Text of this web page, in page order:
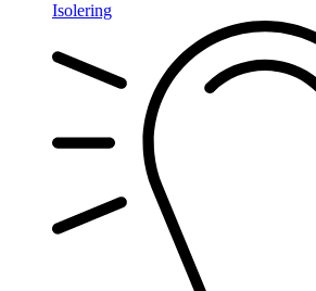
Isolering